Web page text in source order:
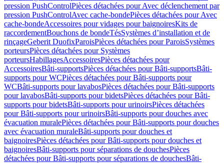
pression PushControlPièces détachées pour Avec déclenchement par
pression PushControlAvec cache-bondePièces détachées pour Avec
cache-bondeAccessoires pour vidages pour baignoiresKits de
raccordementBouchons de bondeTésSystèmes d’installation et de
rinçageGeberit DuofixParoisPièces détachées pour ParoisSystèmes
porteursPièces détachées pour Systèmes
porteursHabillagesAccessoiresPièces détachées pour
AccessoiresBâti-supportsPièces détachées pour Bâti-supportsBâti-
supports pour WCPièces détachées pour Bâti-supports pour
WCBâti-supports pour lavabosPièces détachées pour Bâti-supports
pour lavabosBâti-supports pour bidetsPièces détachées pour Bâti-
supports pour bidetsBâti-supports pour urinoirsPièces détachées
pour Bâti-supports pour urinoirsBâti-supports pour douches avec
évacuation muralePièces détachées pour Bâti-supports pour douches
avec évacuation muraleBâti-supports pour douches et
baignoiresPièces détachées pour Bâti-supports pour douches et
baignoiresBâti-supports pour séparations de douchesPièces
détachées pour Bâti-supports pour séparations de douchesBâti-